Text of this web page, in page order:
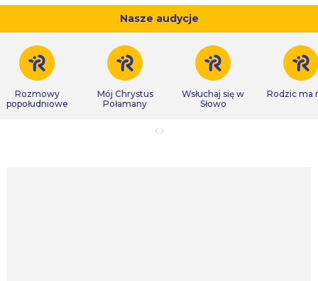
Nasze audycje
Rozmowy
popołudniowe
Mój Chrystus
Połamany
Wsłuchaj się w
Słowo
Rodzic ma